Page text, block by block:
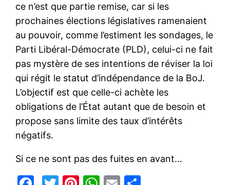
ce n’est que partie remise, car si les
prochaines élections législatives ramenaient
au pouvoir, comme l’estiment les sondages, le
Parti Libéral-Démocrate (PLD), celui-ci ne fait
pas mystère de ses intentions de réviser la loi
qui régit le statut d’indépendance de la BoJ.
L’objectif est que celle-ci achète les
obligations de l’État autant que de besoin et
propose sans limite des taux d’intérêts
négatifs.
Si ce ne sont pas des fuites en avant…